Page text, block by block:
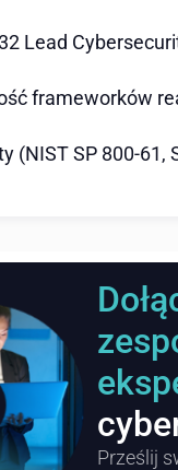
Lead
frameworków
(NIST SP 800-61,
Prześlij